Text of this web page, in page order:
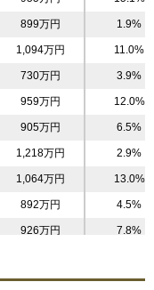
899万円 1.9%
1,094万円 11.0%
730万円 3.9%
959万円 12.0%
905万円 6.5%
1,218万円 2.9%
1,064万円 13.0%
892万円 4.5%
926万円 7.8%
727万円 10.6%